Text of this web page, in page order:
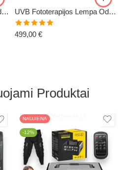
UVB Fototerapijos Lempa Odos Ligoms MED UVB Fototerapijos Lempa Odos Ligoms PRO+
Įvertinimas:
499,00 €
Produktai
NAUJIENA
-12%